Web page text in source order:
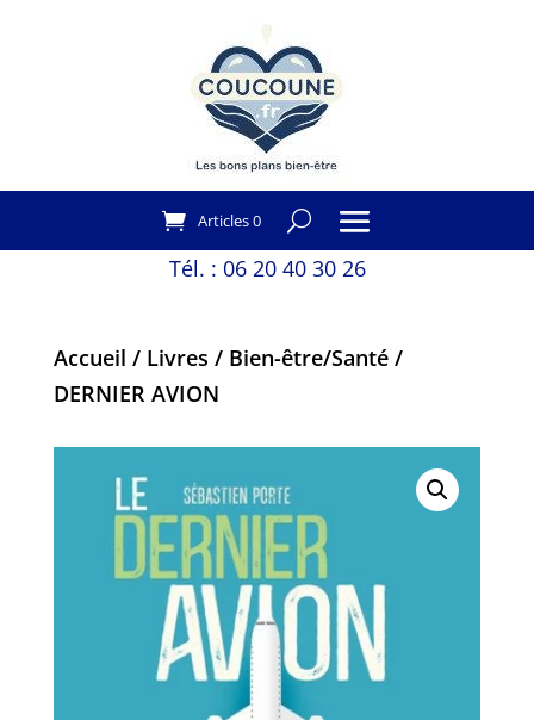
Articles 0
Tél. : 06 20 40 30 26
Accueil / Livres / Bien-être/Santé/
DERNIER AVION